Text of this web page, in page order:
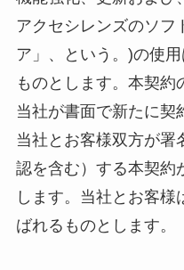
アクセシレンズのソフ
ア」、という。)の使
ものとします。本契約
当社が書面で新たに契
当社とお客様双方が署
認を含む）する本契約
します。当社とお客
ばれるものとします。